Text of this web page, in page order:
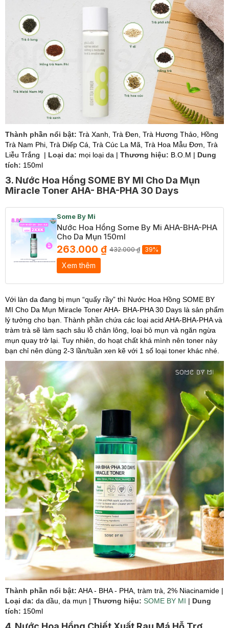
Thành phần nổi bật: Trà Xanh, Trà Đen, Trà Hương Thảo, Hồng
Trà Nam Phi, Trà Diếp Cá, Trà Cúc La Mã, Trà Hoa Mẫu Đơn, Trà
Liễu Trắng | Loại da: mọi loại da | Thương hiệu: B.O.M | Dung
tích: 150ml
3. Nước Hoa Hồng SOME BY MI Cho Da Mụn
Miracle Toner AHA- BHA-PHA 30 Days
Some By Mi
Nước Hoa Hồng Some By Mi AHA-BHA-PHA
Cho Da Mụn 150ml
263.000 ₫ 432.000 ₫ 39%
Xem thêm
Với làn da đang bị mụn “quấy rầy” thì Nước Hoa Hồng SOME BY
MI Cho Da Mụn Miracle Toner AHA- BHA-PHA 30 Days là sản phẩm
lý tưởng cho bạn. Thành phần chứa các loại acid AHA-BHA-PHA và
tràm trà sẽ làm sạch sâu lỗ chân lông, loại bỏ mụn và ngăn ngừa
mụn quay trở lại. Tuy nhiên, do hoạt chất khá mình nên toner này
bạn chỉ nên dùng 2-3 lần/tuần xen kẽ với 1 số loại toner khác nhé.
Thành phần nổi bật: AHA - BHA - PHA, tràm trà, 2% Niacinamide |
Loại da: da dầu, da mụn | Thương hiệu: SOME BY MI | Dung
tích: 150ml